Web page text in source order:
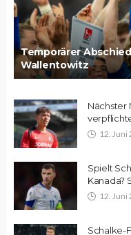
Temporärer
Wallentowitz
Nächster
12. Juni
Spielt
Kanada?
12. Juni
Schalke-